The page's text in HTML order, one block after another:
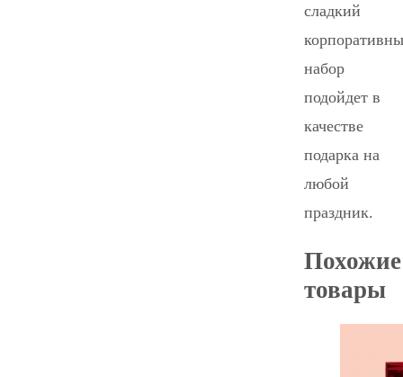
сладкий
набор
подойдет в
качестве
подарка на
любой
праздник.
Похожие
товары